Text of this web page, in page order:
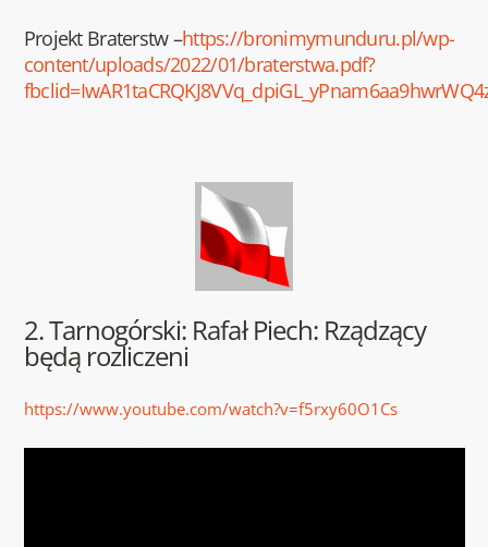
Projekt Braterstw –https://bronimymunduru.pl/wp-
content/uploads/2022/01/braterstwa.pdf?
2. Tarnogórski: Rafał Piech: Rządzący
będą rozliczeni
https://www.youtube.com/watch?v=f5rxy60O1Cs